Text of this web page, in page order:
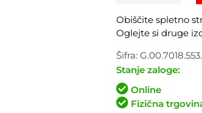
Eagle
70
T-
Type
12p
Single
Click
količina
Obiščite spletno
Oglejte si druge
Šifra:
Stanje zaloge:
Online
Fizična